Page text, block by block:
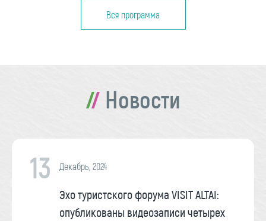
Вся программа
Новости
13 Декабрь, 2024
Эхо туристского форума VISIT ALTAI:
опубликованы видеозаписи четырех